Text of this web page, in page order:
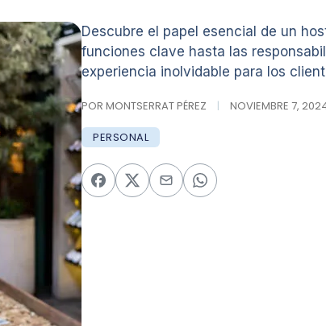
Descubre el papel esencial de un
funciones clave hasta las
experiencia inolvidable para los
POR MONTSERRAT PÉREZ | NOVIEMBRE 7,
PERSONAL